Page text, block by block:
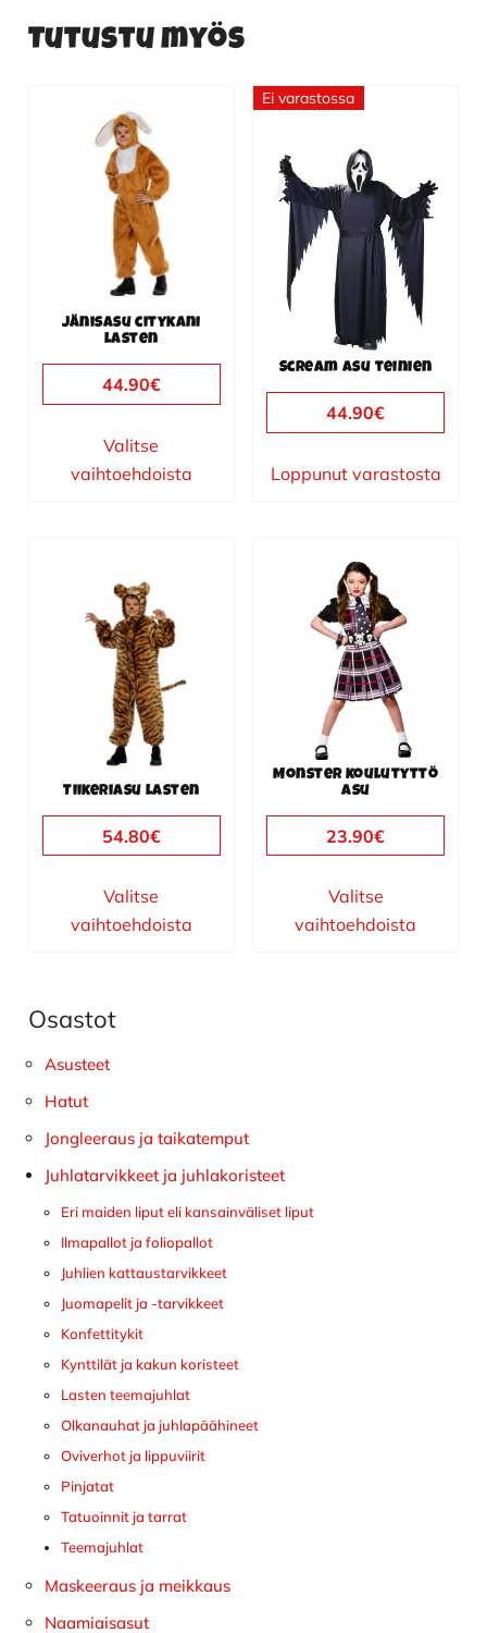
Tutustu myös
Jänisasu citykani
lasten
44.90€
Valitse
vaihtoehdoista
tuotteella
useampi
muunnelma.
valinnat
tuotteen
sivulla.
Ei varastossa
Scream asu teinien
44.90€
Loppunut varastosta
Tiikeriasu lasten
54.80€
Valitse
vaihtoehdoista
tuotteella
useampi
muunnelma.
valinnat
tuotteen
sivulla.
Monster koulutyttö
asu
23.90€
Valitse
vaihtoehdoista
tuotteella
muunnelma.
valinnat
sivulla.
Ensisijainen
sivupalkki
Osastot
Asusteet
Hatut
Jongleeraus ja taikatemput
Juhlatarvikkeet ja juhlakoristeet
Eri maiden liput eli kansainväliset liput
Ilmapallot ja foliopallot
Juhlien kattaustarvikkeet
Juomapelit ja -tarvikkeet
Konfettitykit
Kynttilät ja kakun koristeet
Lasten teemajuhlat
Olkanauhat ja juhlapäähineet
Oviverhot ja lippuviirit
Pinjatat
Tatuoinnit ja tarrat
Teemajuhlat
Maskeeraus ja meikkaus
Naamiaisasut